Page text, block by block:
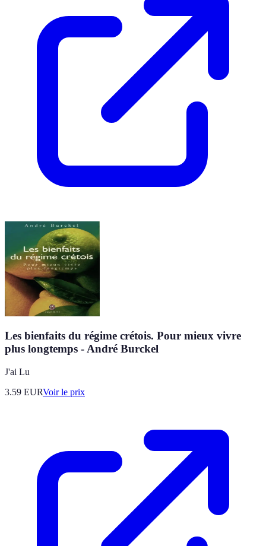
Les bienfaits du régime crétois. Pour mieux vivre
plus longtemps - André Burckel
J'ai Lu
3.59 EURVoir le prix